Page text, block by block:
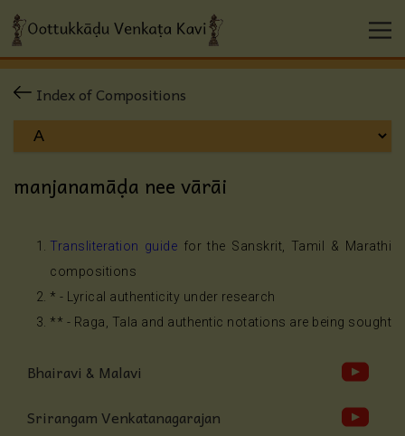
Index of Compositions
manjanamāḍa nee vārāi
Transliteration guide for the Sanskrit, Tamil & Marathi
compositions
* - Lyrical authenticity under research
** - Raga, Tala and authentic notations are being sought
Bhairavi & Malavi
Srirangam Venkatanagarajan